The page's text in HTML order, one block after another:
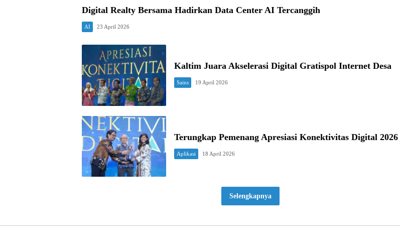
Digital Realty Bersama Hadirkan Data Center AI Tercanggih
AI 23 April 2026
Kaltim Juara Akselerasi Digital Gratispol Internet Desa
Sains 19 April 2026
Terungkap Pemenang Apresiasi Konektivitas Digital 2026
Aplikasi 18 April 2026
Selengkapnya